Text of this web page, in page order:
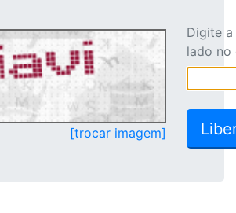
[trocar imagem]
Digite
lado no